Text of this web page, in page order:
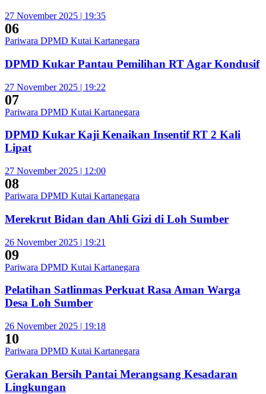
27 November 2025 | 19:35
06
Pariwara DPMD Kutai Kartanegara
DPMD Kukar Pantau Pemilihan RT Agar Kondusif
27 November 2025 | 19:22
07
Pariwara DPMD Kutai Kartanegara
DPMD Kukar Kaji Kenaikan Insentif RT 2 Kali
Lipat
27 November 2025 | 12:00
08
Pariwara DPMD Kutai Kartanegara
Merekrut Bidan dan Ahli Gizi di Loh Sumber
26 November 2025 | 19:21
09
Pariwara DPMD Kutai Kartanegara
Pelatihan Satlinmas Perkuat Rasa Aman Warga
Desa Loh Sumber
26 November 2025 | 19:18
10
Pariwara DPMD Kutai Kartanegara
Gerakan Bersih Pantai Merangsang Kesadaran
Lingkungan